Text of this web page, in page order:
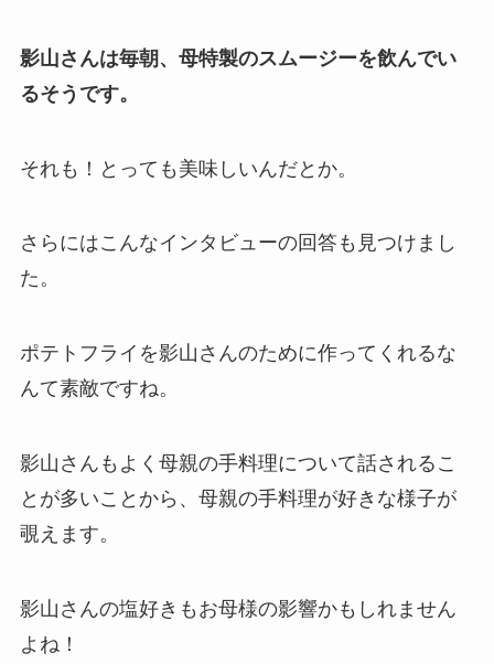
影山さんは毎朝、母特製のスムージーを飲んでい
るそうです。
それも！とっても美味しいんだとか。
さらにはこんなインタビューの回答も見つけまし
た。
ポテトフライを影山さんのために作ってくれるな
んて素敵ですね。
影山さんもよく母親の手料理について話されるこ
とが多いことから、母親の手料理が好きな様子が
覗えます。
影山さんの塩好きもお母様の影響かもしれません
よね！